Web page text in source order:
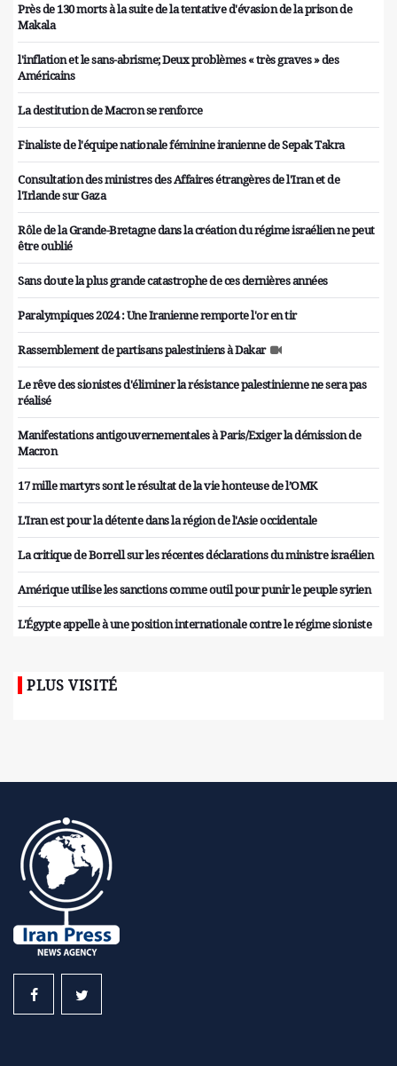
Près de 130 morts à la suite de la tentative d'évasion de la prison de
Makala
l'inflation et le sans-abrisme; Deux problèmes « très graves » des
Américains
La destitution de Macron se renforce
Finaliste de l'équipe nationale féminine iranienne de Sepak Takra
Consultation des ministres des Affaires étrangères de l'Iran et de
l'Irlande sur Gaza
Rôle de la Grande-Bretagne dans la création du régime israélien ne peut
être oublié
Sans doute la plus grande catastrophe de ces dernières années
Paralympiques 2024 : Une Iranienne remporte l'or en tir
Rassemblement de partisans palestiniens à Dakar
Le rêve des sionistes d'éliminer la résistance palestinienne ne sera pas
réalisé
Manifestations antigouvernementales à Paris/Exiger la démission de
Macron
17 mille martyrs sont le résultat de la vie honteuse de l’OMK
L'Iran est pour la détente dans la région de l'Asie occidentale
La critique de Borrell sur les récentes déclarations du ministre israélien
Amérique utilise les sanctions comme outil pour punir le peuple syrien
L'Égypte appelle à une position internationale contre le régime sioniste
PLUS VISITÉ